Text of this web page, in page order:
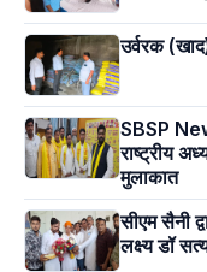
उर्वरक
SBSP
राष्ट्रीय
मुलाकात
सीएम सैनी
लक्ष्य डॉ